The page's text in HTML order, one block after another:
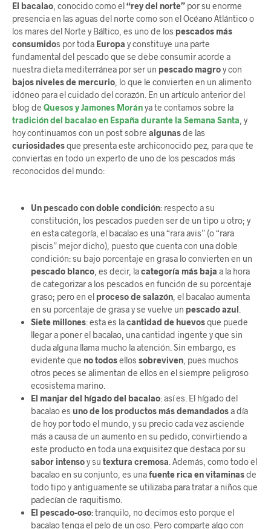
El bacalao , conocido como el“rey del norte” por su enorme
presencia en las aguas del norte como son el Océano Atlántico o
los mares del Norte y Báltico, es uno de los pescados más
consumidos por toda Europa y constituye una parte
fundamental del pescado que se debe consumir acorde a
nuestra dieta mediterránea por ser un pescado magroy con
bajos niveles de mercurio , lo que le convierten en un alimento
idóneo para el cuidado del corazón. En un artículo anterior del
blog de Quesos y Jamones Moránya te contamos sobre la
tradición del bacalao en España durante la Semana Santa , y
hoy continuamos con un post sobre algunasde las
curiosidadesque presenta este archiconocido pez, para que te
conviertas en todo un experto de uno de los pescados más
reconocidos del mundo:
Un pescado con doble condición: respecto a su
constitución, los pescados pueden ser de un tipo u otro; y
en esta categoría, el bacalao es una “rara avis” (o “rara
piscis” mejor dicho), puesto que cuenta con una doble
condición: su bajo porcentaje en grasa lo convierten en un
pescado blanco, es decir, lacategoría más baja a la hora
de categorizar a los pescados en función de su porcentaje
graso; pero en el proceso de salazón, el bacalao aumenta
en su porcentaje de grasa y se vuelve un pescado azul
Siete millones: esta es lacantidad de huevosque puede
llegar a poner el bacalao, una cantidad ingente y que sin
duda alguna llama mucho la atención. Sin embargo, es
evidente que no todosellos sobreviven, pues muchos
otros peces se alimentan de ellos en el siempre peligroso
ecosistema marino.
El manjar del hígado del bacalao: así es. El hígado del
bacalao es uno de los productos más demandadosa día
de hoy por todo el mundo, y su precio cada vez asciende
más a causa de un aumento en su pedido, convirtiendo a
este producto en toda una exquisitez que destaca por su
sabor intensoy su textura cremosa . Además, como todo el
bacalao en su conjunto, es unafuente rica en vitaminasde
todo tipo y antiguamente se utilizaba para tratar a niños que
padecían de raquitismo.
El pescado-oso: tranquilo, no decimos esto porque el
bacalao tenga el pelo de un oso. Pero comparte algo con